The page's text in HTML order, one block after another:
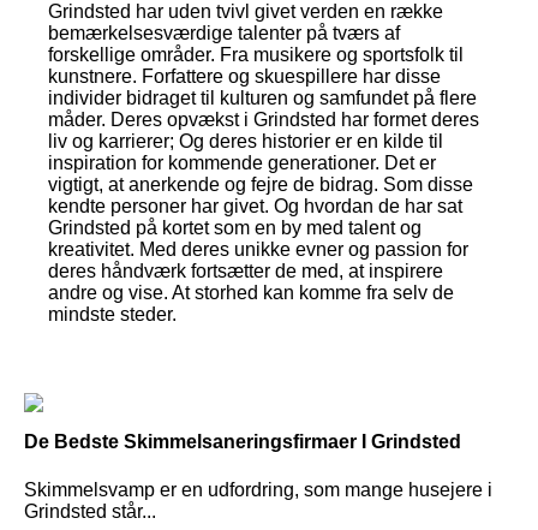
Grindsted har uden tvivl givet verden en række
bemærkelsesværdige talenter på tværs af
forskellige områder. Fra musikere og sportsfolk til
kunstnere. Forfattere og skuespillere har disse
individer bidraget til kulturen og samfundet på flere
måder. Deres opvækst i Grindsted har formet deres
liv og karrierer; Og deres historier er en kilde til
inspiration for kommende generationer. Det er
vigtigt, at anerkende og fejre de bidrag. Som disse
kendte personer har givet. Og hvordan de har sat
Grindsted på kortet som en by med talent og
kreativitet. Med deres unikke evner og passion for
deres håndværk fortsætter de med, at inspirere
andre og vise. At storhed kan komme fra selv de
mindste steder.
De Bedste Skimmelsaneringsfirmaer I Grindsted
Skimmelsvamp er en udfordring, som mange husejere i
Grindsted står...